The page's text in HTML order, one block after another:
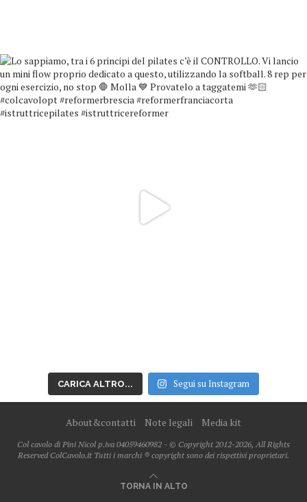
CARICA ALTRO... Segui su Instagram
About&contatti Note legali Media kit
Col cavolo di Pini Nicol p.iva 04059460982 - © Copyright 2012-2026, All Rights
Reserved ColCavolo.it Tutti i marchi ® copyright sono dei rispettivi proprietari.
TORNA IN ALTO